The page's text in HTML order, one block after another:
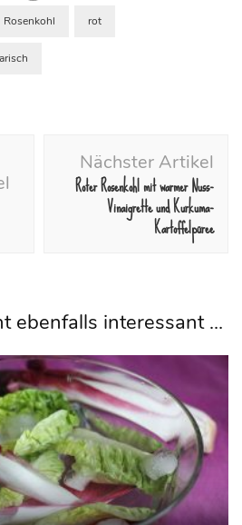
Rosenkohl rot
Nächster Artikel
Roter Rosenkohl mit warmer Nuss-
Vinaigrette und Kurkuma-
Kartoffelpüree
ebenfalls interessant …